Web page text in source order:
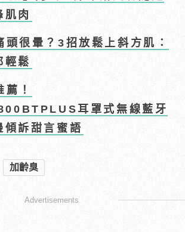
肌肉
頭很暈？3招放鬆上斜方肌：
輕鬆
！
耳罩式無線藍牙
傾訴甜言蜜語
加齡臭
Advertisements